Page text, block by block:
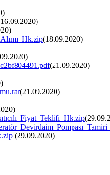
(18.09.2020)
(21.09.2020)
(21.09.2020)
(29.09.2020)